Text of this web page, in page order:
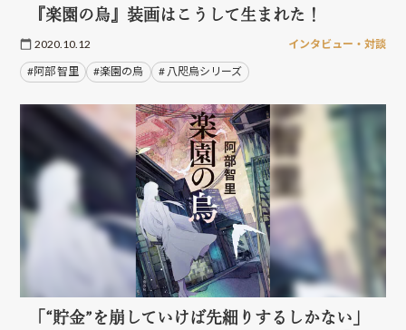
『楽園の烏』装画はこうして生まれた！
2020.10.12 インタビュー・対談
#阿部 智里 #楽園の烏 # 八咫烏シリーズ
「“貯金”を崩していけば先細りするしかない」